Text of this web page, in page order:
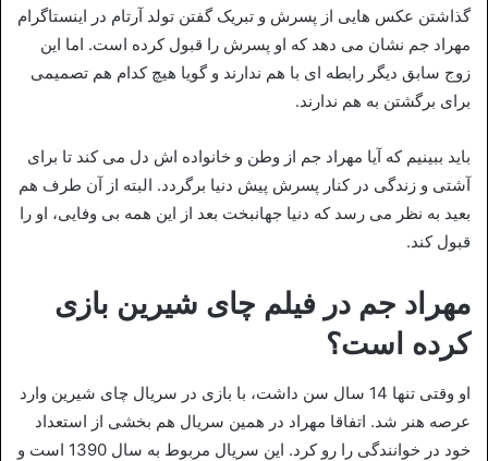
گذاشتن عکس هایی از پسرش و تبریک گفتن تولد آرتام در اینستاگرام
مهراد جم نشان می دهد که او پسرش را قبول کرده است. اما این
زوج سابق دیگر رابطه ای با هم ندارند و گویا هیچ کدام هم تصمیمی
برای برگشتن به هم ندارند.
باید ببینیم که آیا مهراد جم از وطن و خانواده اش دل می کند تا برای
آشتی و زندگی در کنار پسرش پیش دنیا برگردد. البته از آن طرف هم
بعید به نظر می رسد که دنیا جهانبخت بعد از این همه بی وفایی، او را
قبول کند.
مهراد جم در فیلم چای شیرین بازی
کرده است؟
او وقتی تنها 14 سال سن داشت، با بازی در سریال چای شیرین وارد
عرصه هنر شد. اتفاقا مهراد در همین سریال هم بخشی از استعداد
خود در خوانندگی را رو کرد. این سریال مربوط به سال 1390 است و